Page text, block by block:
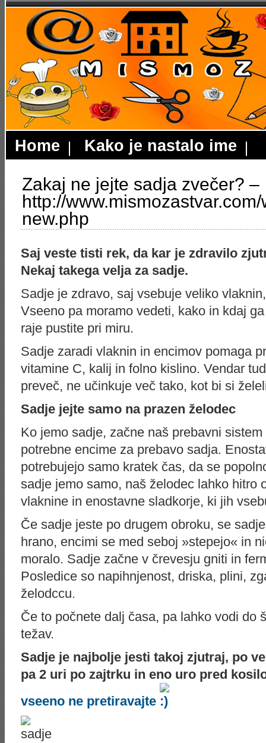
Home Kako je nastalo ime
Zakaj ne jejte sadja zvečer? –
http://
new.php
Saj veste tisti rek, da kar je zdravilo
Nekaj takega velja za sadje.
Sadje je zdravo, saj vsebuje veliko
Vseeno pa moramo vedeti, kako in kdaj
raje pustite pri miru.
Sadje zaradi vlaknin in encimov pomaga
vitamine C, kalij in folno kislino. Vendar
preveč, ne učinkuje več tako, kot bi si
Sadje jejte samo na prazen želodec
Ko jemo sadje, začne naš prebavni
potrebne encime za prebavo sadja.
potrebujejo samo kratek čas, da se
sadje jemo samo, naš želodec lahko hitro
vlaknine in enostavne sladkorje, ki jih
Če sadje jeste po drugem obroku, se
hrano, encimi se med seboj »stepejo« in
moralo. Sadje začne v črevesju gniti in
Posledice so napihnjenost, driska, plini,
želodccu.
Če to počnete dalj časa, pa lahko vodi do
težav.
Sadje je najbolje jesti takoj zjutraj, po
pa 2 uri po zajtrku in eno uro pred
vseeno ne pretiravajte